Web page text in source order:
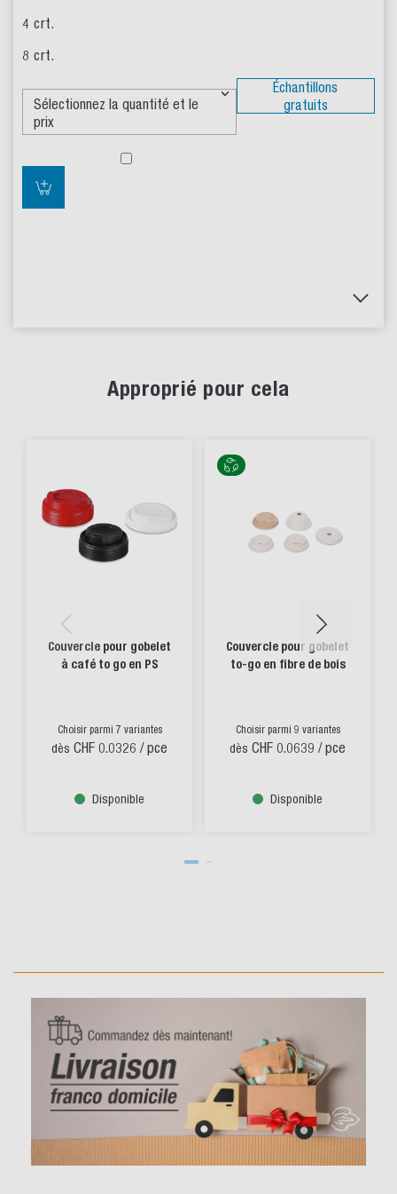
Échantillons
gratuits
Approprié pour cela
Couvercle pour gobelet
à café to go en PS
Choisir parmi 7 variantes
dès CHF 0.0326 / pce
Disponible
Couvercle pour gobelet
to-go en fibre de bois
Choisir parmi 9 variantes
dès CHF 0.0639 / pce
Disponible